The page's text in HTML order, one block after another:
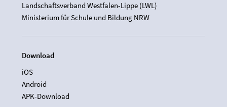
Landschaftsverband Westfalen-Lippe (LWL)
Ministerium für Schule und Bildung NRW
Download
iOS
Android
APK-Download